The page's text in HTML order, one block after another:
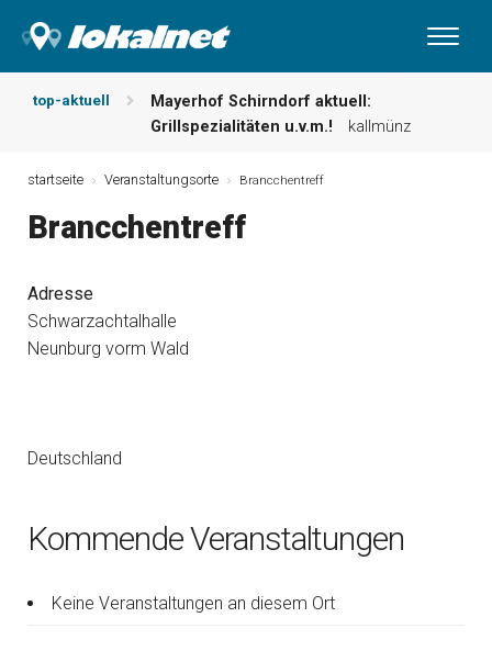
top-aktuell
Mayerhof Schirndorf aktuell:
Grillspezialitäten u.v.m.!
kallmünz
und mehr … burglengenfeld
zahlen!
kommentare & serien &
Nutzen Sie aktuelle Angebote Ihrer
Region!
startseite Veranstaltungsorte Brancchentreff
Brancchentreff
Adresse
Schwarzachtalhalle
Neunburg vorm Wald
Deutschland
Kommende Veranstaltungen
Keine Veranstaltungen an diesem Ort